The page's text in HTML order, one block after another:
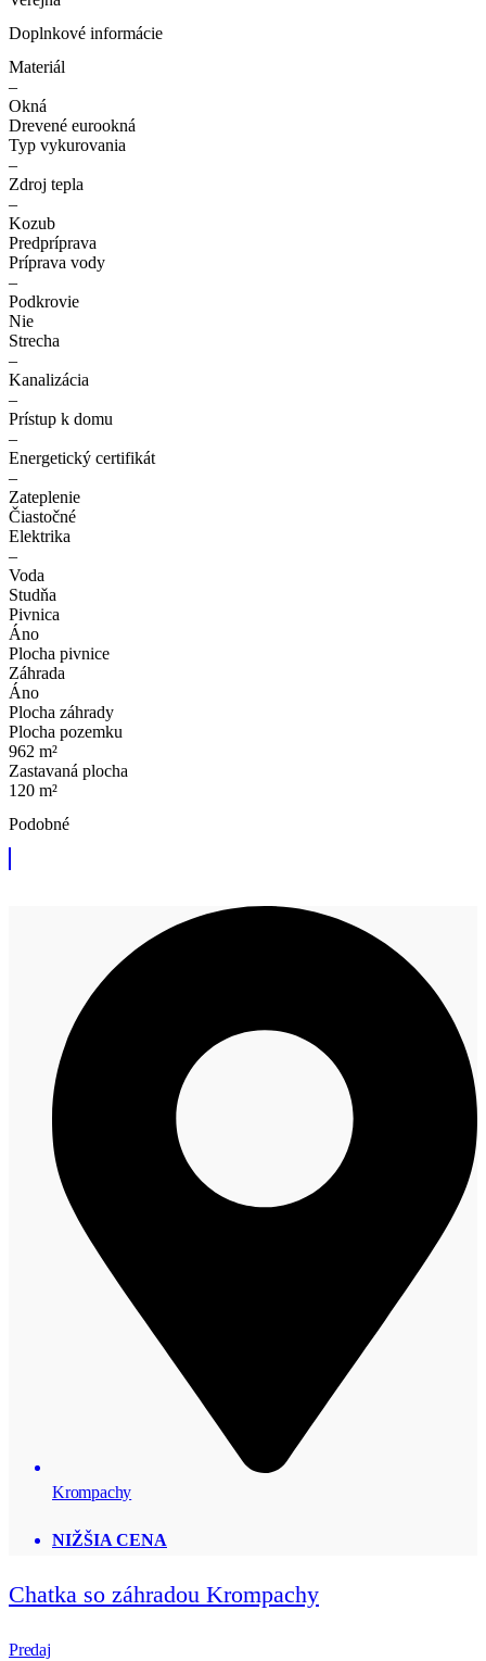
Doplnkové informácie
Materiál
–
Okná
Drevené eurookná
Typ vykurovania
–
Zdroj tepla
–
Kozub
Predpríprava
Príprava vody
–
Podkrovie
Nie
Strecha
–
Kanalizácia
–
Prístup k domu
–
Energetický certifikát
–
Zateplenie
Čiastočné
Elektrika
–
Voda
Studňa
Pivnica
Áno
Plocha pivnice
Záhrada
Áno
Plocha záhrady
Plocha pozemku
962 m²
Zastavaná plocha
120 m²
Podobné
Krompachy
NIŽŠIA CENA
Chatka so záhradou Krompachy
Predaj